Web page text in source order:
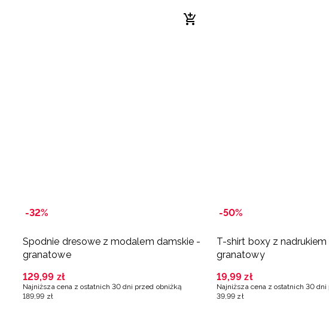
-32%
Spodnie dresowe z modalem damskie -
granatowe
129,99 zł
Najniższa cena z ostatnich 30 dni przed obniżką
189 ,99 zł
-50%
T-shirt boxy z
granatowy
19,99 zł
Najniższa cena z ostatnich 30
39 ,99 zł